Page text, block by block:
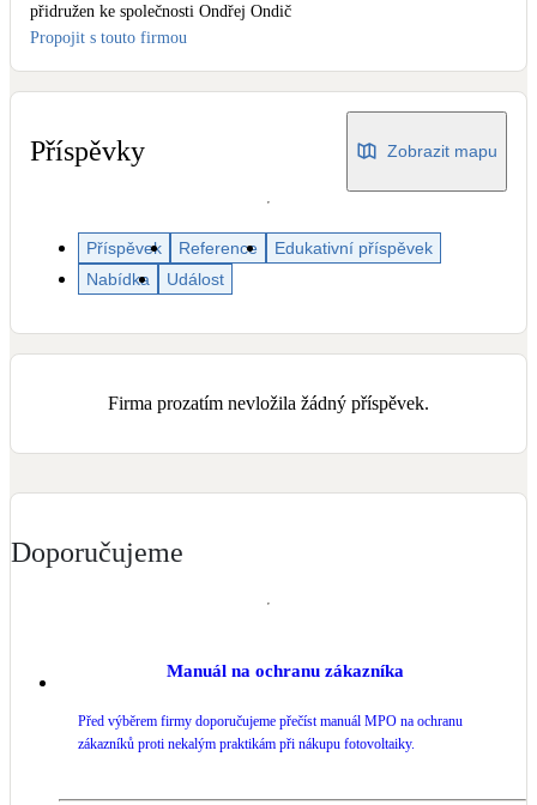
Solární termický systém
Na přípravu teplé vody i přitápění
Větrání s rekuperací
Teplovzdušné vytápění
Rekonstrukce
Kotle
přidružen ke společnosti Ondřej Ondič
Propojit s touto firmou
Příspěvky Zobrazit mapu
Příspěvek Reference
Edukativní příspěvek
Nabídka
Událost
Firma prozatím nevložila žádný příspěvek.
Doporučujeme
Manuál na ochranu zákazníka
Před výběrem firmy doporučujeme přečíst manuál MPO na ochranu
zákazníků proti nekalým praktikám při nákupu fotovoltaiky.